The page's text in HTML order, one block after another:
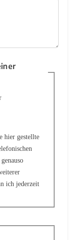
hier gestellte
ich jederzeit